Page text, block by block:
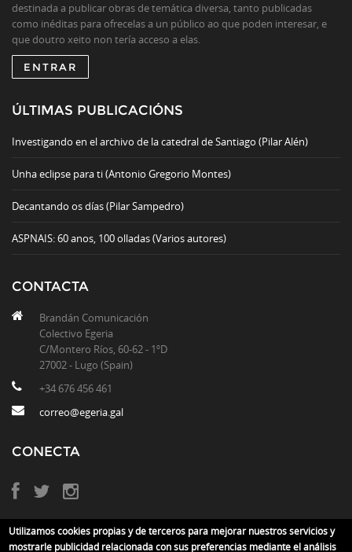
destinada a publicar obras de temática diversa, tanto publicadas
como inéditas para ofrecelas a un público ao que poden interesar, e
que doutro xeito non tería acceso a elas.
ENTRAR
ÚLTIMAS PUBLICACIÓNS
Investigando en el archivo de la catedral de Santiago (Pilar Alén)
Unha eclipse para ti (Antonio Gregorio Montes)
Decantando os días (Pilar Sampedro)
ASPNAIS: 60 anos, 100 olladas (Varios autores)
CONTACTA
Brandán Comunicación
Colectivo Egeria
C/Montero Ríos, 60-62 - 1ºD
27002 - Lugo (Spain)
+34 676 456 461
correo@egeria.gal
CONECTA
Utilizamos cookies propias y de terceros para mejorar nuestros servicios y
mostrarle publicidad relacionada con sus preferencias mediante el análisis